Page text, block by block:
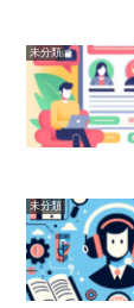
未分類
未分類